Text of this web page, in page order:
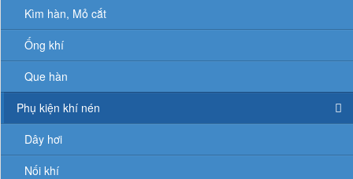
Kìm hàn, Mỏ cắt
Ống khí
Que hàn
Phụ kiện khí nén
Dây hơi
Nối khí